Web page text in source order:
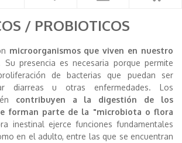
/ PROBIOTICOS
microorganismos que viven en nuestro
Su presencia es necesaria porque permite
de bacterias que puedan ser
diarreas u otras enfermedades. Los
contribuyen a la digestión de los
forman parte de la "microbiota o flora
inestinal ejerce funciones fundamentales
en el adulto, entre las que se encuentran